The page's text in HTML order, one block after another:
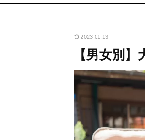
2023.01.13
【男女別